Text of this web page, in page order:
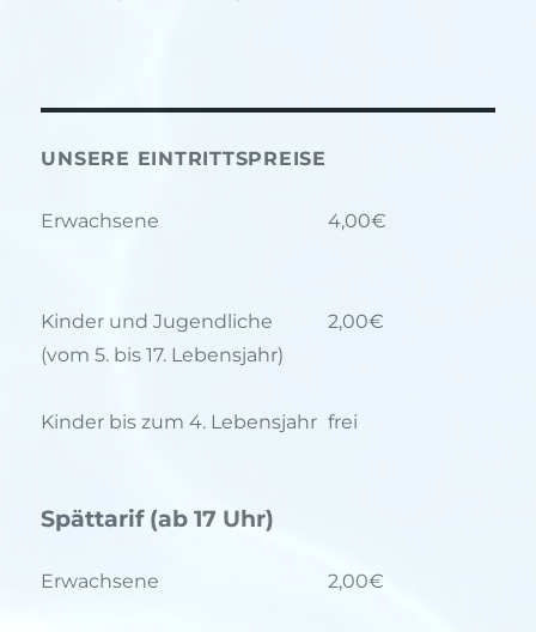
UNSERE EINTRITTSPREISE
Erwachsene 4,00€
Kinder und Jugendliche
(vom 5. bis 17. Lebensjahr)
2,00€
Kinder bis zum 4. Lebensjahr frei
Spättarif (ab 17 Uhr)
Erwachsene 2,00€